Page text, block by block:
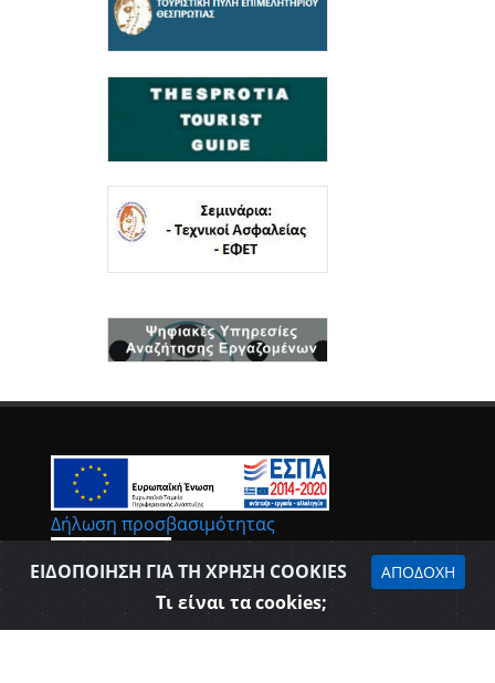
Δήλωση προσβασιμότητας
ΕΙΔΟΠΟΙΗΣΗ ΓΙΑ ΤΗ ΧΡΗΣΗ COOKIES ΑΠΟΔΟΧΗ
Τι είναι τα cookies;